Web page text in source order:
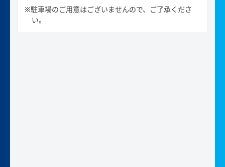
※駐車場のご用意はございませんので、ご了承くださ
い。